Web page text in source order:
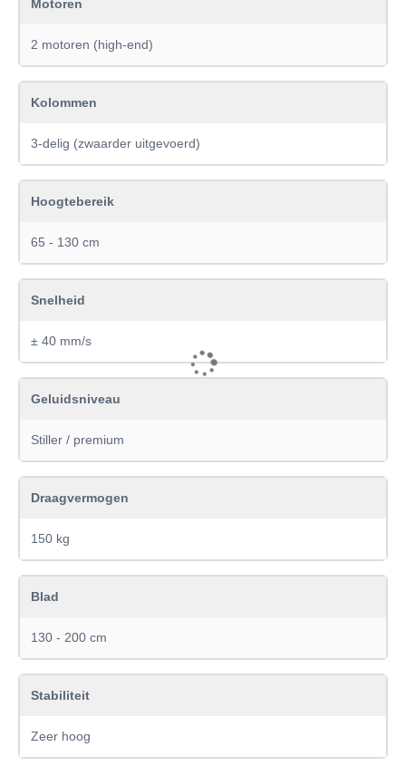
Motoren
2 motoren (high-end)
Kolommen
3-delig (zwaarder uitgevoerd)
Hoogtebereik
65 - 130 cm
Snelheid
± 40 mm/s
Geluidsniveau
Stiller / premium
Draagvermogen
150 kg
Blad
130 - 200 cm
Stabiliteit
Zeer hoog